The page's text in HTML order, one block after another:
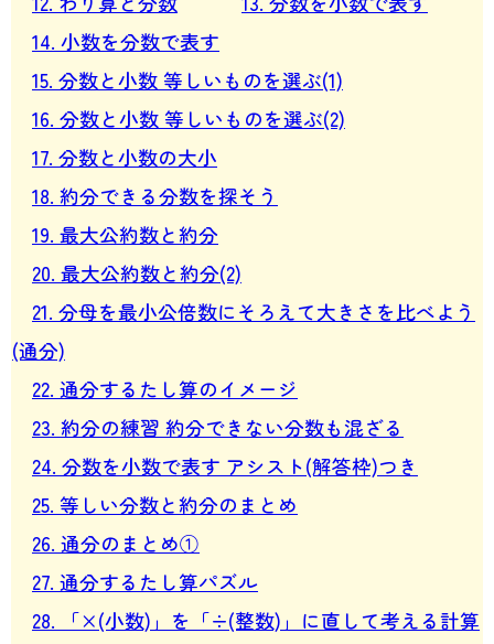
14. 小数を分数で表す
15. 分数と小数 等しいものを選ぶ(1)
16. 分数と小数 等しいものを選ぶ(2)
17. 分数と小数の大小
18. 約分できる分数を探そう
19. 最大公約数と約分
20. 最大公約数と約分(2)
21. 分母を最小公倍数にそろえて大きさを比べよう
(通分)
22. 通分するたし算のイメージ
23. 約分の練習 約分できない分数も混ざる
24. 分数を小数で表す アシスト(解答枠)つき
25. 等しい分数と約分のまとめ
26. 通分のまとめ①
27. 通分するたし算パズル
28. 「×(小数)」を「÷(整数)」に直して考える計算